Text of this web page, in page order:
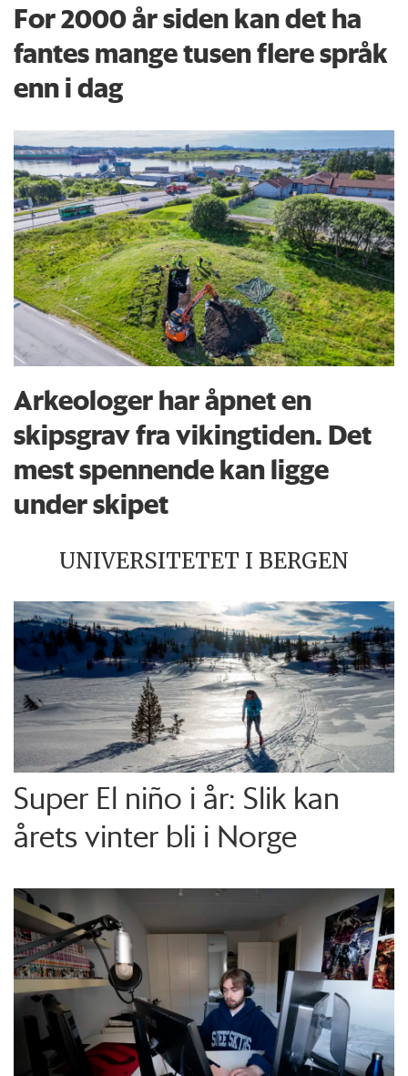
For 2000 år siden kan det ha
fantes mange tusen flere språk
enn i dag
Arkeologer har åpnet en
skipsgrav fra vikingtiden. Det
mest spennende kan ligge
under skipet
UNIVERSITETET I BERGEN
Super El niño i år: Slik kan
årets vinter bli i Norge